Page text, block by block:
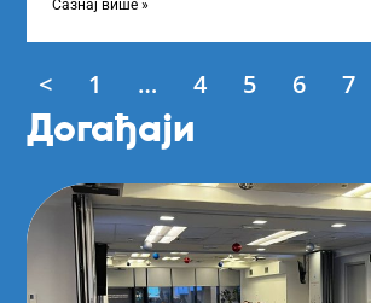
Сазнај више »
< 1 … 4 5 6 7
Догађаји